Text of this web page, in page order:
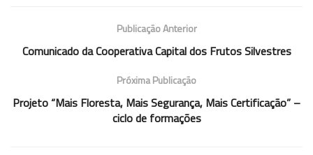
Publicação Anterior
Comunicado da Cooperativa Capital dos Frutos Silvestres
Próxima Publicação
Projeto “Mais Floresta, Mais Segurança, Mais Certificação” –
ciclo de formações